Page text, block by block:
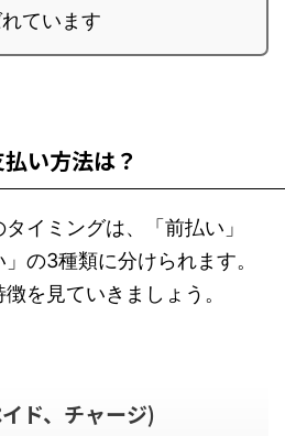
ています
い方法は？
イミングは、「前払い」
の3種類に分けられます。
を見ていきましょう。
ド、チャージ)